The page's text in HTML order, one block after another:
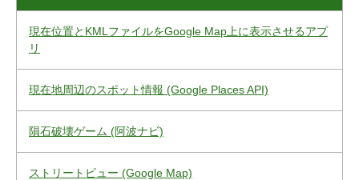
現在位置とKMLファイルをGoogle Map上に表示させるアプ
リ
現在地周辺のスポット情報 (Google Places API)
隕石破壊ゲーム (阿波ナビ)
ストリートビュー (Google Map)